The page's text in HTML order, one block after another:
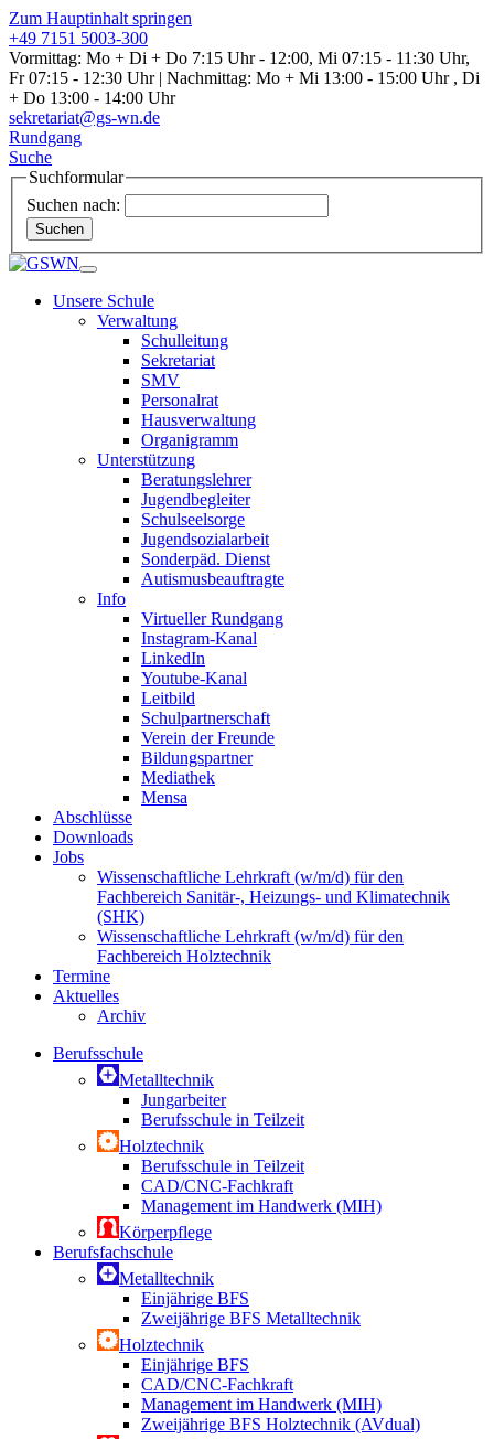
Zum Hauptinhalt springen
+49 7151 5003-300
Vormittag: Mo + Di + Do 7:15 Uhr - 12:00, Mi 07:15 - 11:30 Uhr,
Fr 07:15 - 12:30 Uhr | Nachmittag: Mo + Mi 13:00 - 15:00 Uhr , Di
+ Do 13:00 - 14:00 Uhr
sekretariat@gs-wn.de
Rundgang
Suche
Suchformular
Suchen nach:
Suchen
Unsere Schule
Verwaltung
Schulleitung
Sekretariat
SMV
Personalrat
Hausverwaltung
Organigramm
Unterstützung
Beratungslehrer
Jugendbegleiter
Schulseelsorge
Jugendsozialarbeit
Sonderpäd. Dienst
Autismusbeauftragte
Info
Virtueller Rundgang
Instagram-Kanal
LinkedIn
Youtube-Kanal
Leitbild
Schulpartnerschaft
Verein der Freunde
Bildungspartner
Mediathek
Mensa
Abschlüsse
Downloads
Jobs
Wissenschaftliche Lehrkraft (w/m/d) für den
Fachbereich Sanitär-, Heizungs- und Klimatechnik
(SHK)
Wissenschaftliche Lehrkraft (w/m/d) für den
Fachbereich Holztechnik
Termine
Aktuelles
Archiv
Berufsschule
Metalltechnik
Jungarbeiter
Berufsschule in Teilzeit
Holztechnik
Berufsschule in Teilzeit
CAD/CNC-Fachkraft
Management im Handwerk (MIH)
Körperpflege
Berufsfachschule
Metalltechnik
Einjährige BFS
Zweijährige BFS Metalltechnik
Holztechnik
Einjährige BFS
CAD/CNC-Fachkraft
Management im Handwerk (MIH)
Zweijährige BFS Holztechnik (AVdual)